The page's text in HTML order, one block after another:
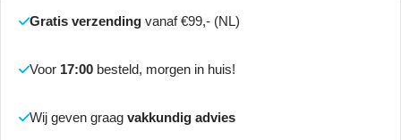
Gratis verzending vanaf €99,- (NL)
Voor 17:00 besteld, morgen in huis!
Wij geven graag vakkundig advies